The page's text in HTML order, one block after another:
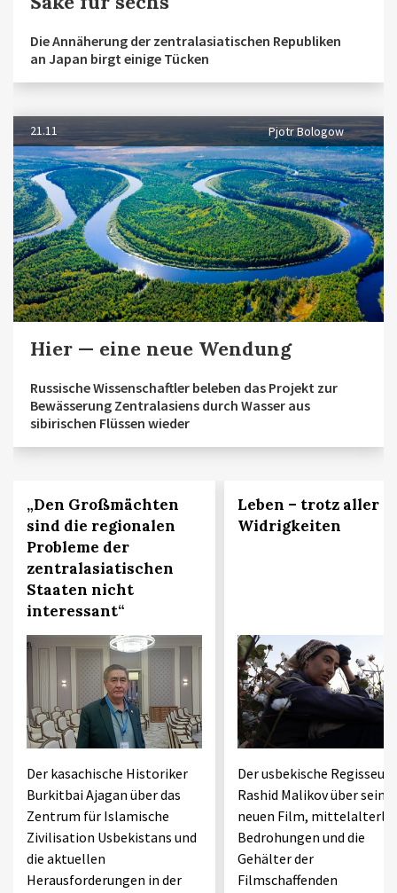
Die Annäherung der zentralasiatischen Republiken
an Japan birgt einige Tücken
21.11 Pjotr Bologow
Hier — eine neue Wendung
Russische Wissenschaftler beleben das Projekt zur
Bewässerung Zentralasiens durch Wasser aus
sibirischen Flüssen wieder
„Den Großmächten
sind die regionalen
Probleme der
zentralasiatischen
Staaten nicht
interessant“
Der kasachische Historiker
Burkitbai Ajagan über das
Zentrum für Islamische
Zivilisation Usbekistans und
die aktuellen
Herausforderungen in der
Leben – trotz aller
Widrigkeiten
Der usbekische Regisseur
Rashid Malikov über
neuen Film,
Bedrohungen und die
Gehälter der
Filmschaffenden